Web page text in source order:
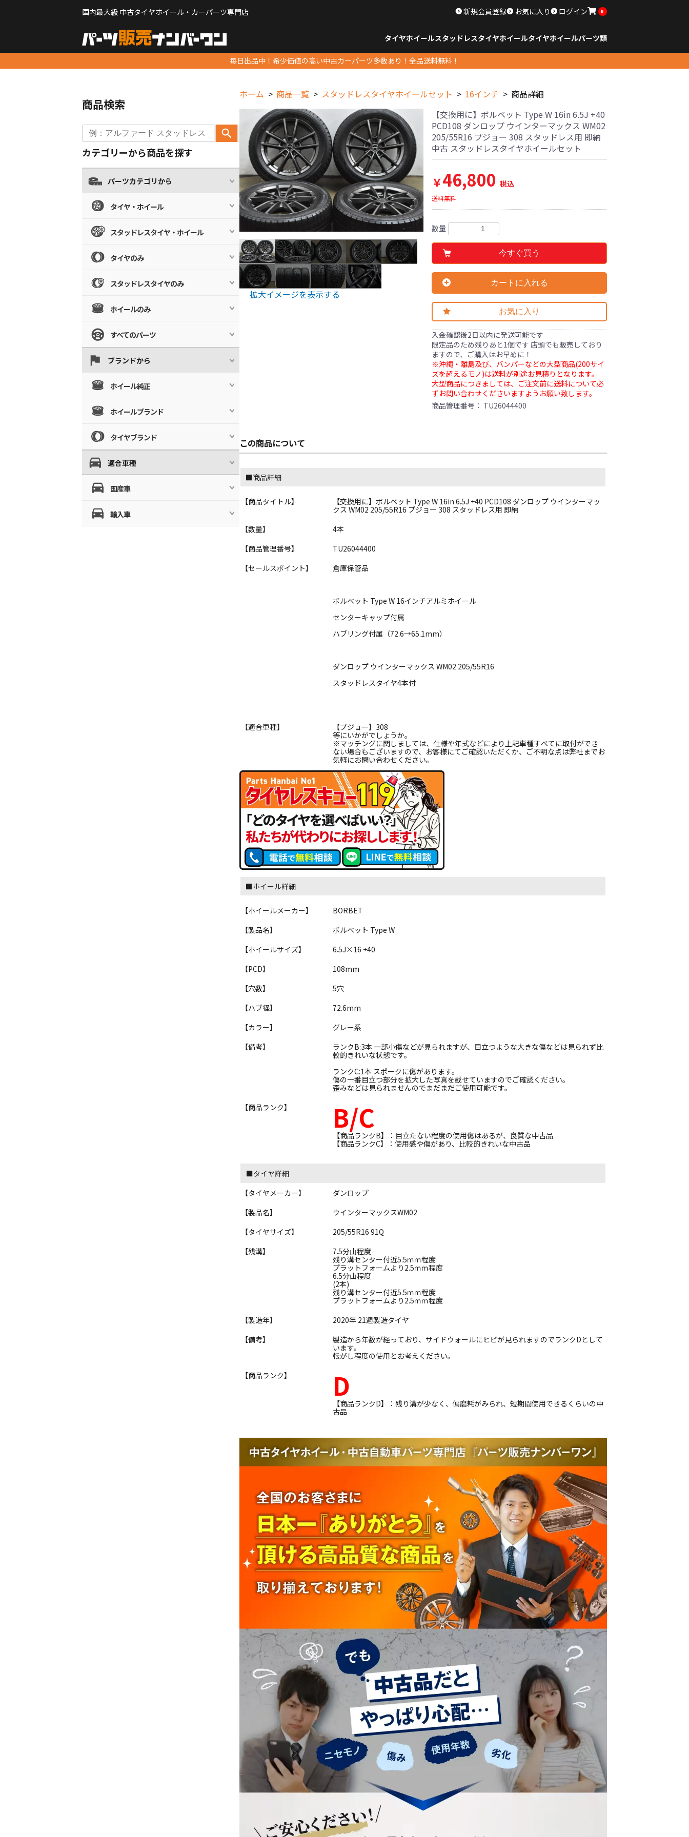
国内最大級 中古タイヤホイール・カーパーツ専門店 新規会員登録 お気に入り ログイン 0
タイヤホイールスタッドレスタイヤホイールタイヤホイールパーツ類
毎日出品中！希少価値の高い中古カーパーツ多数あり！全品送料無料！
ホーム 商品一覧 スタッドレスタイヤホイールセット 16インチ 商品詳細
拡大イメージを表示する
【交換用に】ボルベット Type W 16in 6.5J +40
PCD108 ダンロップ ウインターマックス WM02
205/55R16 プジョー 308 スタッドレス用 即納
中古 スタッドレスタイヤホイールセット
￥46,800 税込
送料無料
数量
今すぐ買う
カートに入れる
お気に入り
入金確認後2日以内に発送可能です
限定品のため残りあと1個です 店頭でも販売しており
ますので、ご購入はお早めに！
※沖縄・離島及び、バンパーなどの大型商品(200サイ
ズを超えるモノ)は送料が別途お見積りとなります。
大型商品につきましては、ご注文前に送料について必
ずお問い合わせくださいますようお願い致します。
商品管理番号： TU26044400
この商品について
■商品詳細
【商品タイトル】
【交換用に】ボルベット Type W 16in 6.5J +40 PCD108 ダンロップ ウインターマッ
クス WM02 205/55R16 プジョー 308 スタッドレス用 即納
【数量】
4本
【商品管理番号】
TU26044400
【セールスポイント】
倉庫保管品
ボルベット Type W 16インチアルミホイール
センターキャップ付属
ハブリング付属（72.6→65.1mm）
ダンロップ ウインターマックス WM02 205/55R16
スタッドレスタイヤ4本付
【適合車種】
【プジョー】308
等にいかがでしょうか。
※マッチングに関しましては、仕様や年式などにより上記車種すべてに取付ができ
ない場合もございますので、お客様にてご確認いただくか、ご不明な点は弊社までお
気軽にお問い合わせください。
■ホイール詳細
【ホイールメーカー】
BORBET
【製品名】
ボルベット Type W
【ホイールサイズ】
6.5J×16 +40
【PCD】
108mm
【穴数】
5穴
【ハブ径】
72.6mm
【カラー】
グレー系
【備考】
ランクB:3本 一部小傷などが見られますが、目立つような大きな傷などは見られず比
較的きれいな状態です。
ランクC:1本 スポークに傷があります。
傷の一番目立つ部分を拡大した写真を載せていますのでご確認ください。
歪みなどは見られませんのでまだまだご使用可能です。
【商品ランク】
B/C
【商品ランクB】：目立たない程度の使用傷はあるが、良質な中古品
【商品ランクC】：使用感や傷があり、比較的きれいな中古品
■タイヤ詳細
【タイヤメーカー】
ダンロップ
【製品名】
ウインターマックスWM02
【タイヤサイズ】
205/55R16 91Q
【残溝】
7.5分山程度
残り溝センター付近5.5ｍｍ程度
プラットフォームより2.5ｍｍ程度
6.5分山程度
(2本)
残り溝センター付近5.5ｍｍ程度
プラットフォームより2.5ｍｍ程度
【製造年】
2020年 21週製造タイヤ
【備考】
製造から年数が経っており、サイドウォールにヒビが見られますのでランクDとして
います。
転がし程度の使用とお考えください。
【商品ランク】
D
【商品ランクD】：残り溝が少なく、偏磨耗がみられ、短期間使用できるくらいの中
古品
商品検索
カテゴリーから商品を探す
パーツカテゴリから
タイヤ・ホイール
スタッドレスタイヤ・ホイール
タイヤのみ
スタッドレスタイヤのみ
ホイールのみ
すべてのパーツ
ブランドから
ホイール純正
ホイールブランド
タイヤブランド
適合車種
国産車
輸入車